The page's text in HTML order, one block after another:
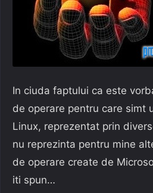
In ciuda faptului ca este
de operare pentru care simt
Linux, reprezentat prin
nu reprezinta pentru mine
de operare create de
iti spun…